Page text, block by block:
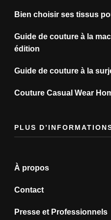
Bien choisir ses tissus
Guide de couture à la
édition
Guide de couture à la
Couture Casual Wear
PLUS
À propos
Contact
Presse et Professionnels